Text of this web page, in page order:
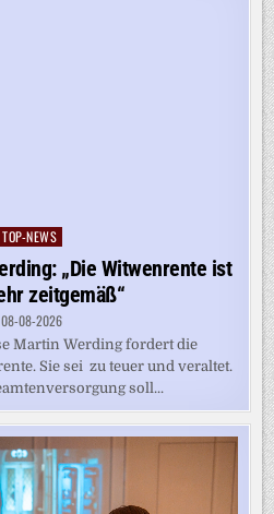
Posted
TOP-NEWS
„Die Witwenrente ist
zeitgemäß“
08-08-2026
Martin Werding fordert die
Sie sei zu teuer und veraltet.
soll...